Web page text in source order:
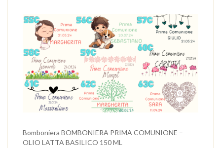
Bomboniera BOMBONIERA PRIMA COMUNIONE –
OLIO LATTA BASILICO 150 ML